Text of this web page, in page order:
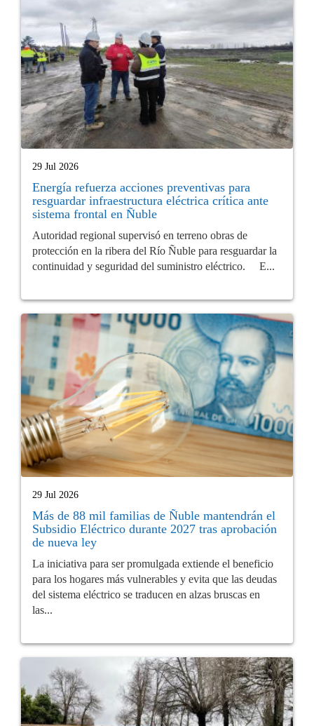
29 Jul 2026
Energía refuerza acciones preventivas para
resguardar infraestructura eléctrica crítica ante
sistema frontal en Ñuble
Autoridad regional supervisó en terreno obras de
protección en la ribera del Río Ñuble para resguardar la
continuidad y seguridad del suministro eléctrico. E...
29 Jul 2026
Más de 88 mil familias de Ñuble mantendrán el
Subsidio Eléctrico durante 2027 tras aprobación
de nueva ley
La iniciativa para ser promulgada extiende el beneficio
para los hogares más vulnerables y evita que las deudas
del sistema eléctrico se traducen en alzas bruscas en
las...